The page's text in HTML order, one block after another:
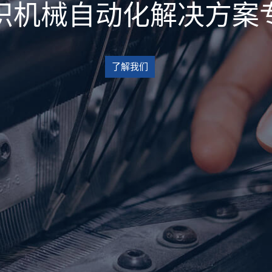
机械自动化解决方案
了解我们